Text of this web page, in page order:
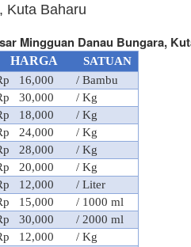
Kuta Baharu
Mingguan Danau Bungara,
HARGA
SATUAN
16,000
/ Bambu
30,000
/ Kg
18,000
/ Kg
24,000
/ Kg
28,000
/ Kg
20,000
/ Kg
12,000
/ Liter
15,000
/ 1000 ml
30,000
/ 2000 ml
12,000
/ Kg